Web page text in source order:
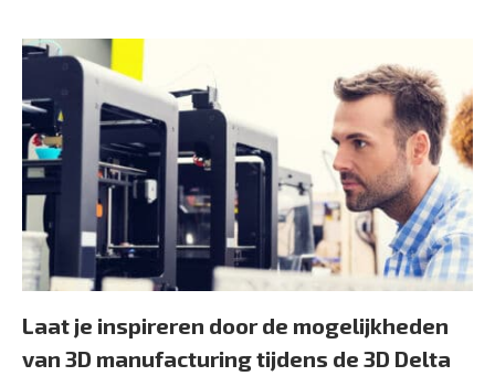
Laat je inspireren door de mogelijkheden
van 3D manufacturing tijdens de 3D Delta